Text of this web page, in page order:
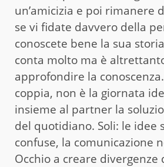
un’amicizia e poi rimanere
se vi fidate davvero della
conoscete bene la sua
conta molto ma è
approfondire la conoscenza.
coppia, non è la giornata
insieme al partner la
del quotidiano. Soli: le idee
confuse, la comunicazione
Occhio a creare divergenze